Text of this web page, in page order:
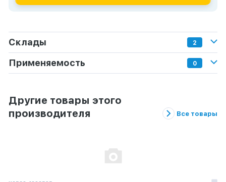
Склады 2
Применяемость 0
Другие товары этого
производителя
Все товары